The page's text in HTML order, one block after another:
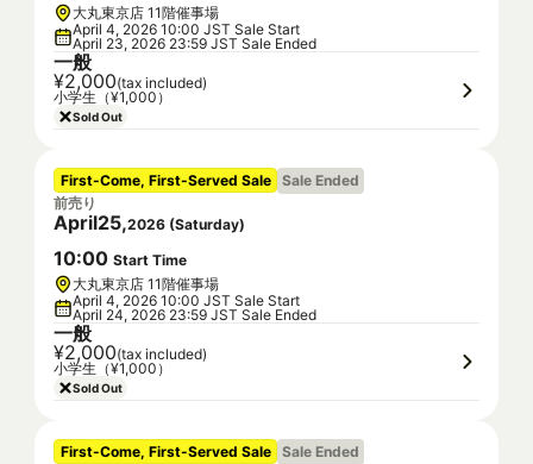
大丸東京店 11階催事場
April 4, 2026 10:00 JST Sale Start
April 23, 2026 23:59 JST Sale Ended
一般
¥2,000(tax included)
小学生（¥1,000）
Sold Out
First-Come, First-Served Sale Sale Ended
前売り
April25,2026 (Saturday)
10:00 Start Time
大丸東京店 11階催事場
April 4, 2026 10:00 JST Sale Start
April 24, 2026 23:59 JST Sale Ended
一般
¥2,000(tax included)
小学生（¥1,000）
Sold Out
First-Come, First-Served Sale Sale Ended